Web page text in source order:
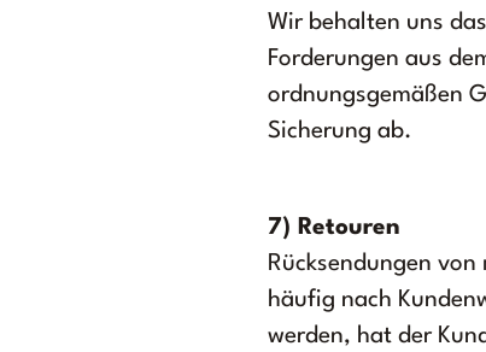
Wir behalten uns
Forderungen aus
ordnungsgemäßen
Sicherung ab.
7) Retouren
Rücksendungen
häufig nach
werden, hat der